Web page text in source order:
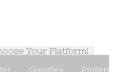
Your Platform!
Google+